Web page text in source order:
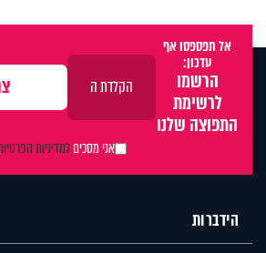
אל תפספסו אף
עדכון:
הרשמו
לרשימת
התפוצה שלנו
אני מסכיםלמדיניות
הידברות